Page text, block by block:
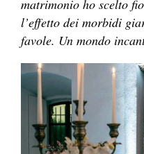
matrimonio ho scelto
l’effetto dei morbidi
favole. Un mondo